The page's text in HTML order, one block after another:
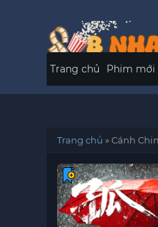
Trang chủ Phim mới
Trang chủ »Cánh